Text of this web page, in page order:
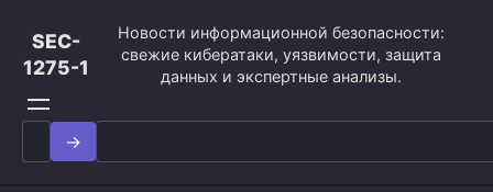
контенту
SEC-
1275-1
Новости информационной безопасности:
свежие кибератаки, уязвимости, защита
данных и экспертные анализы.
Search
for: